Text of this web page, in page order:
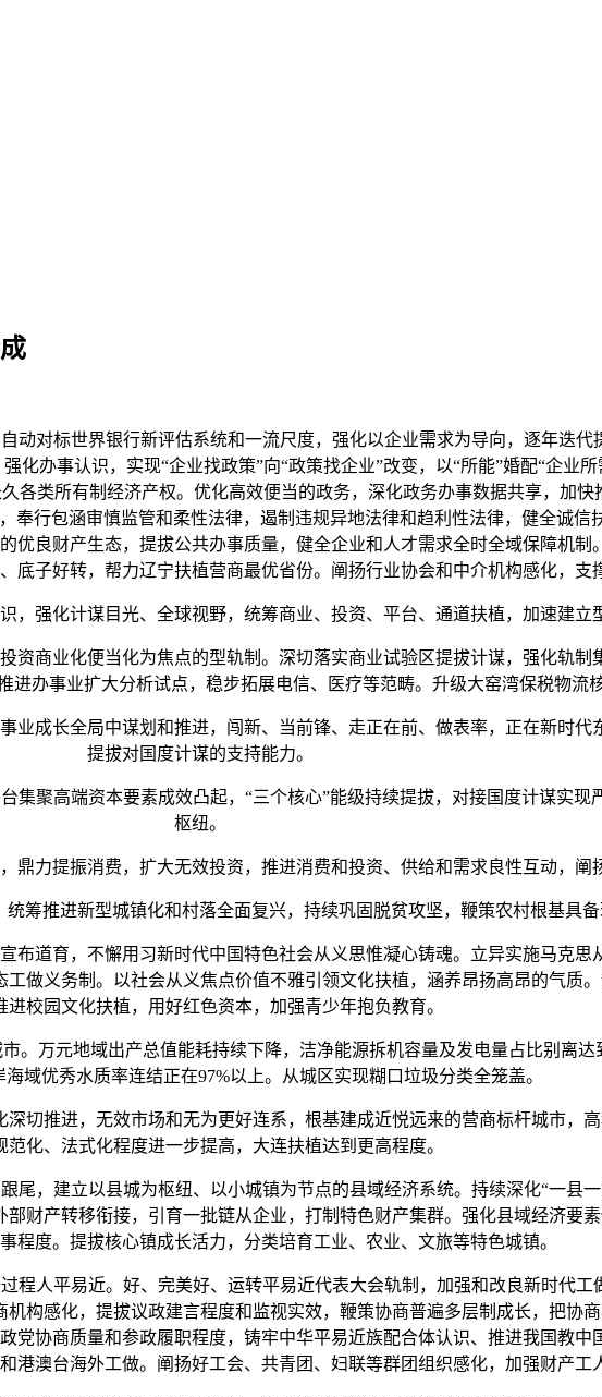
对标世界银行新评估系统和一流尺度，强化以企业需求为导向，逐年迭代
办事认识，实现“企业找政策”向“政策找企业”改变，以“所能”婚配“企业
各类所有制经济产权。优化高效便当的政务，深化政务办事数据共享，加快
奉行包涵审慎监管和柔性法律，遏制违规异地法律和趋利性法律，健全诚
优良财产生态，提拔公共办事质量，健全企业和人才需求全时全域保障机制
底子好转，帮力辽宁扶植营商最优省份。阐扬行业协会和中介机构感化，支
化计谋目光、全球视野，统筹商业、投资、平台、通道扶植，加速建立
商业化便当化为焦点的型轨制。深切落实商业试验区提拔计谋，强化轨制
办事业扩大分析试点，稳步拓展电信、医疗等范畴。升级大窑湾保税物流
长全局中谋划和推进，闯新、当前锋、走正在前、做表率，正在新时代
提拔对国度计谋的支持能力。
高端资本要素成效凸起，“三个核心”能级持续提拔，对接国度计谋实现
枢纽。
力提振消费，扩大无效投资，推进消费和投资、供给和需求良性互动，阐
推进新型城镇化和村落全面复兴，持续巩固脱贫攻坚，鞭策农村根基具备
道育，不懈用习新时代中国特色社会从义思惟凝心铸魂。立异实施马克思
做义务制。以社会从义焦点价值不雅引领文化扶植，涵养昂扬高昂的气质
进校园文化扶植，用好红色资本，加强青少年抱负教育。
万元地域出产总值能耗持续下降，洁净能源拆机容量及发电量占比别离达
域优秀水质率连结正在97%以上。从城区实现糊口垃圾分类全笼盖。
推进，无效市场和无为更好连系，根基建成近悦远来的营商标杆城市，
范化、法式化程度进一步提高，大连扶植达到更高程度。
，建立以县城为枢纽、以小城镇为节点的县域经济系统。持续深化“一县一
财产转移衔接，引育一批链从企业，打制特色财产集群。强化县域经济要
程度。提拔核心镇成长活力，分类培育工业、农业、文旅等特色城镇。
人平易近。好、完美好、运转平易近代表大会轨制，加强和改良新时代工
构感化，提拔议政建言程度和监视实效，鞭策协商普遍多层制成长，把协
党协商质量和参政履职程度，铸牢中华平易近族配合体认识、推进我国教
港澳台海外工做。阐扬好工会、共青团、妇联等群团组织感化，加强财产工